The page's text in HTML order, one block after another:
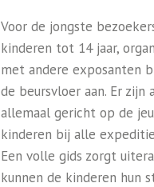
Voor de jongste
kinderen tot 14 jaar,
met andere exposanten
de beursvloer aan. Er
allemaal gericht op de
kinderen bij alle
Een volle gids zorgt
kunnen de kinderen hun